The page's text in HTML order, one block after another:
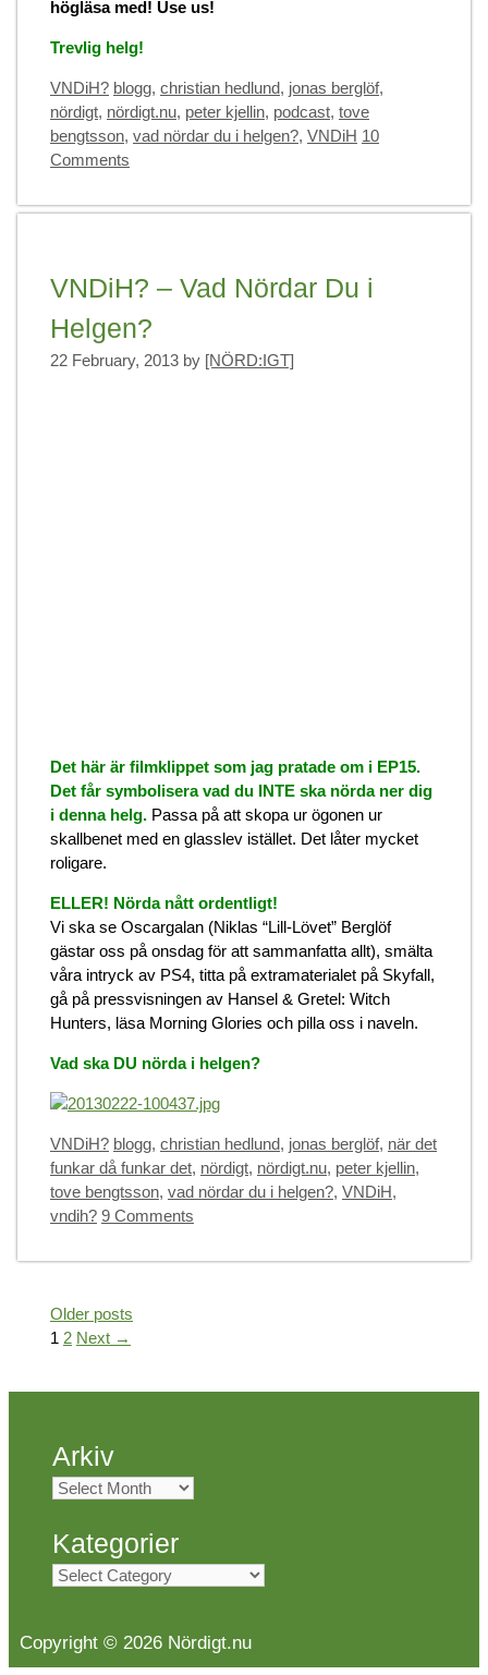
högläsa med! Use us!
Trevlig helg!
Categories
VNDiH? Tags
blogg, christian hedlund, jonas berglöf,
nördigt, nördigt.nu, peter kjellin, podcast, tove
bengtsson, vad nördar du i helgen?, VNDiH 10
Comments
VNDiH? – Vad Nördar Du i
Helgen?
22 February, 2013 by [NÖRD:IGT]
Det här är filmklippet som jag pratade om i EP15.
Det får symbolisera vad du INTE ska nörda ner dig
i denna helg. Passa på att skopa ur ögonen ur
skallbenet med en glasslev istället. Det låter mycket
roligare.
ELLER! Nörda nått ordentligt!
Vi ska se Oscargalan (Niklas “Lill-Lövet” Berglöf
gästar oss på onsdag för att sammanfatta allt), smälta
våra intryck av PS4, titta på extramaterialet på Skyfall,
gå på pressvisningen av Hansel & Gretel: Witch
Hunters, läsa Morning Glories och pilla oss i naveln.
Vad ska DU nörda i helgen?
Categories
VNDiH? Tags
blogg, christian hedlund, jonas berglöf, när det
funkar då funkar det, nördigt, nördigt.nu, peter kjellin,
tove bengtsson, vad nördar du i helgen?, VNDiH,
vndih? 9 Comments
Older posts
Page
1 Page
2 Next →
Arkiv
Arkiv
Kategorier
Kategorier
Copyright © 2026 Nördigt.nu